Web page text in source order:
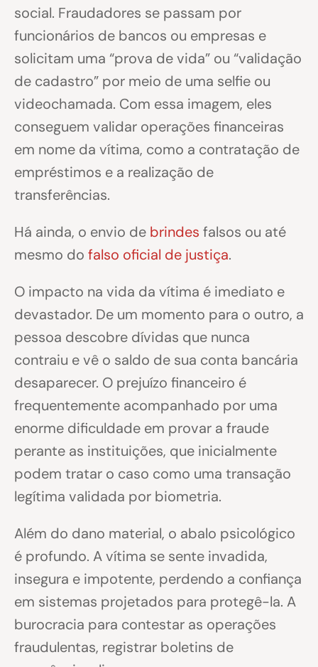
social. Fraudadores se passam por
funcionários de bancos ou empresas e
solicitam uma “prova de vida” ou “validação
de cadastro” por meio de uma selfie ou
videochamada. Com essa imagem, eles
conseguem validar operações financeiras
em nome da vítima, como a contratação de
empréstimos e a realização de
transferências.
Há ainda, o envio de brindes falsos ou até
mesmo do falso oficial de justiça.
O impacto na vida da vítima é imediato e
devastador. De um momento para o outro, a
pessoa descobre dívidas que nunca
contraiu e vê o saldo de sua conta bancária
desaparecer. O prejuízo financeiro é
frequentemente acompanhado por uma
enorme dificuldade em provar a fraude
perante as instituições, que inicialmente
podem tratar o caso como uma transação
legítima validada por biometria.
Além do dano material, o abalo psicológico
é profundo. A vítima se sente invadida,
insegura e impotente, perdendo a confiança
em sistemas projetados para protegê-la. A
burocracia para contestar as operações
fraudulentas, registrar boletins de